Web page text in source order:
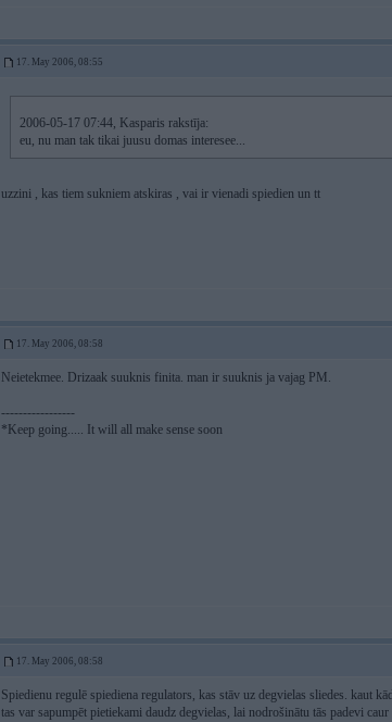
17. May 2006, 08:55
2006-05-17 07:44, Kasparis rakstīja:
eu, nu man tak tikai juusu domas interesee...
uzzini , kas tiem sukniem atskiras , vai ir vienadi spiedien un tt
17. May 2006, 08:58
Neietekmee. Drizaak suuknis finita. man ir suuknis ja vajag PM.
-----------------
*Keep going..... It will all make sense soon
17. May 2006, 08:58
Spiedienu regulē spiediena regulators, kas stāv uz degvielas sliedes. kaut
tas var sapumpēt pietiekami daudz degvielas, lai nodrošinātu tās padevi caur